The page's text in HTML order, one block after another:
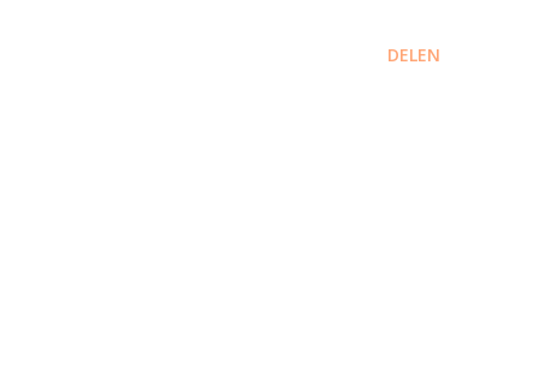
DELEN